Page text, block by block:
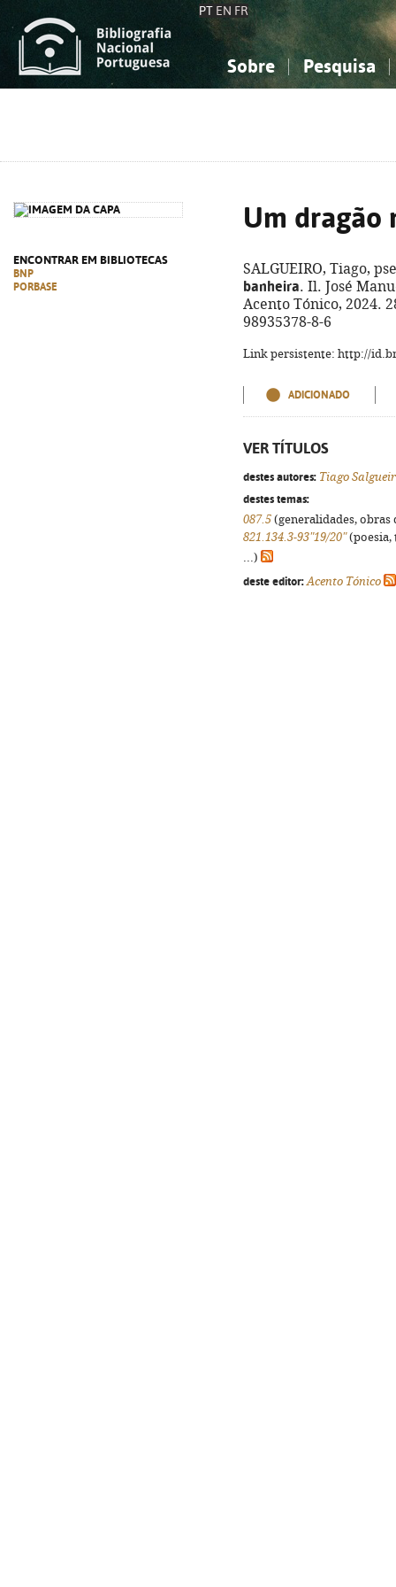
PT EN FR
Sobre Pesquisa
ENCONTRAR EM BIBLIOTECAS
BNP
PORBASE
Um dragão
SALGUEIRO, Tiago,
banheira. Il. José
Acento Tónico, 2024.
98935378-8-6
Link persistente: http://
ADICIONADO
VER TÍTULOS
destes autores: Tiago
destes temas:
087.5 (generalidades,
821.134.3-93"19/20"(poesia,
...)
deste editor: Acento Tónico